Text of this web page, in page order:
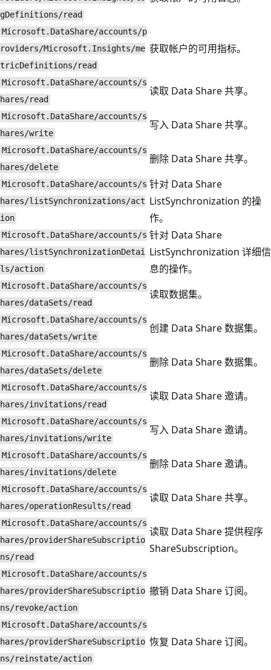
gDefinitions/read
Microsoft.DataShare/accounts/p
roviders/Microsoft.Insights/me
tricDefinitions/read
获取帐户的可用指标。
Microsoft.DataShare/accounts/s
hares/read
读取 Data Share 共享。
Microsoft.DataShare/accounts/s
hares/write
写入 Data Share 共享。
Microsoft.DataShare/accounts/s
hares/delete
删除 Data Share 共享。
Microsoft.DataShare/accounts/s
hares/listSynchronizations/act
ion
针对 Data Share
ListSynchronization 的操
作。
Microsoft.DataShare/accounts/s
hares/listSynchronizationDetai
ls/action
针对 Data Share
ListSynchronization 详细信
息的操作。
Microsoft.DataShare/accounts/s
hares/dataSets/read
读取数据集。
Microsoft.DataShare/accounts/s
hares/dataSets/write
创建 Data Share 数据集。
Microsoft.DataShare/accounts/s
hares/dataSets/delete
删除 Data Share 数据集。
Microsoft.DataShare/accounts/s
hares/invitations/read
读取 Data Share 邀请。
Microsoft.DataShare/accounts/s
hares/invitations/write
写入 Data Share 邀请。
Microsoft.DataShare/accounts/s
hares/invitations/delete
删除 Data Share 邀请。
Microsoft.DataShare/accounts/s
hares/operationResults/read
读取 Data Share 共享。
Microsoft.DataShare/accounts/s
hares/providerShareSubscriptio
ns/read
读取 Data Share 提供程序
ShareSubscription。
Microsoft.DataShare/accounts/s
hares/providerShareSubscriptio
ns/revoke/action
撤销 Data Share 订阅。
Microsoft.DataShare/accounts/s
hares/providerShareSubscriptio
ns/reinstate/action
恢复 Data Share 订阅。